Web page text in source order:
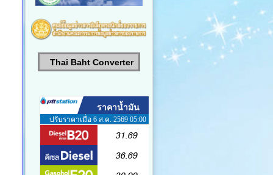
Thai Baht Converter